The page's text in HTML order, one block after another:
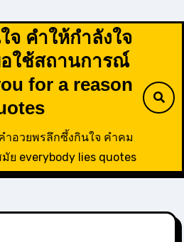
จ คำให้กำลังใจ
อใช้สถานการณ์
for a reason
อวยพรลึกซึ้งกินใจ คำคม
ย everybody lies quotes